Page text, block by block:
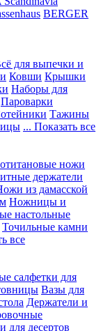
BERGER
для выпечки и
Ковши Крышки
Наборы для
Пароварки
Тажины
... Показать все
ножи
держатели
из дамасской
Ножницы и
настольные
Точильные камни
все
салфетки для
Вазы для
Держатели и
для десертов